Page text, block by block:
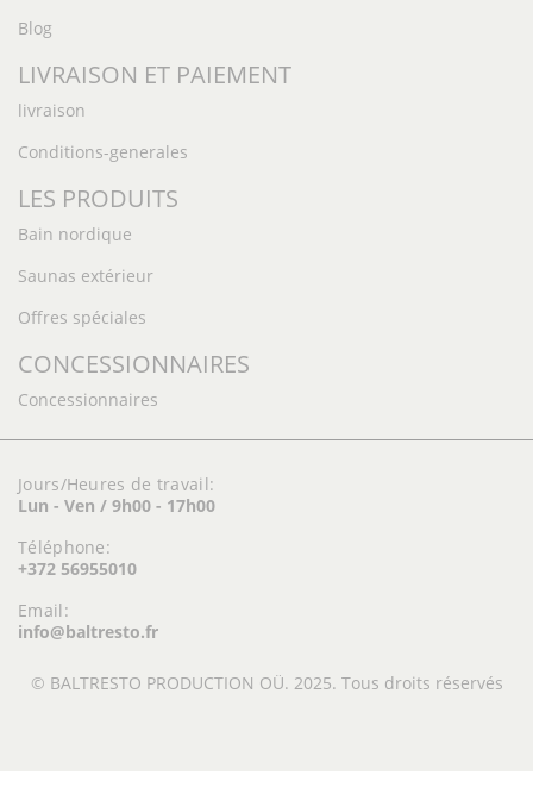
Blog
LIVRAISON ET PAIEMENT
livraison
Conditions-generales
LES PRODUITS
Bain nordique
Saunas extérieur
Offres spéciales
CONCESSIONNAIRES
Concessionnaires
Jours/Heures de travail:
Lun - Ven / 9h00 - 17h00
Téléphone:
+372 56955010
Email:
info@baltresto.fr
© BALTRESTO PRODUCTION OÜ. 2025. Tous droits réservés